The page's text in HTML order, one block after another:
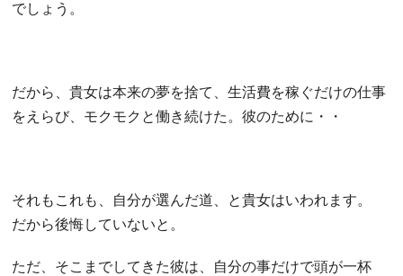
でしょう。
だから、貴女は本来の夢を捨て、生活費を稼ぐだけの仕事
をえらび、モクモクと働き続けた。彼のために・・
それもこれも、自分が選んだ道、と貴女はいわれます。
だから後悔していないと。
ただ、そこまでしてきた彼は、自分の事だけで頭が一杯